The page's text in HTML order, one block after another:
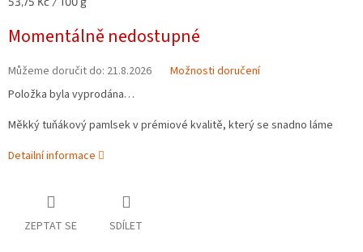
Momentálně nedostupné
Můžeme doručit do: 21.8.2026
Možnosti doručení
Položka byla vyprodána…
Měkký tuňákový pamlsek v prémiové kvalitě, který se snadno láme
Detailní informace
ZEPTAT SE SDÍLET